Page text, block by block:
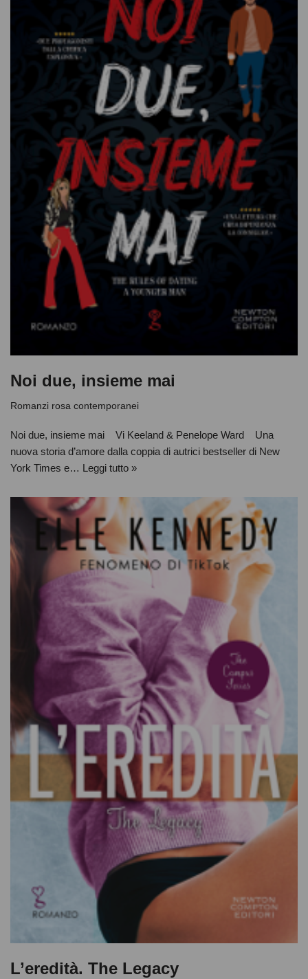
Noi due, insieme mai
Romanzi rosa contemporanei
Noi due, insieme mai Vi Keeland & Penelope Ward Una
nuova storia d’amore dalla coppia di autrici bestseller di New
York Times e… Leggi tutto »
L’eredità. The Legacy